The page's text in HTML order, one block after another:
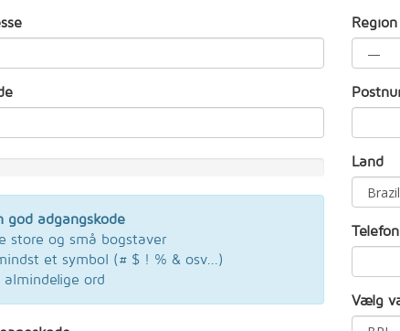
god adgangskode
store og små bogstaver
et symbol (# $ ! % & osv...)
almindelige ord
Region
Land
Vælg